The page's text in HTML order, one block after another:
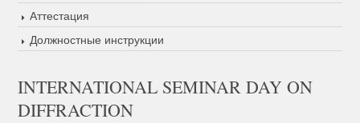
Аттестация
Должностные инструкции
INTERNATIONAL SEMINAR DAY ON
DIFFRACTION